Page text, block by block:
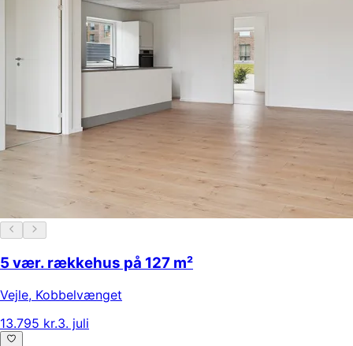
5 vær. rækkehus på 127 m²
Vejle, Kobbelvænget
13.795 kr.3. juli